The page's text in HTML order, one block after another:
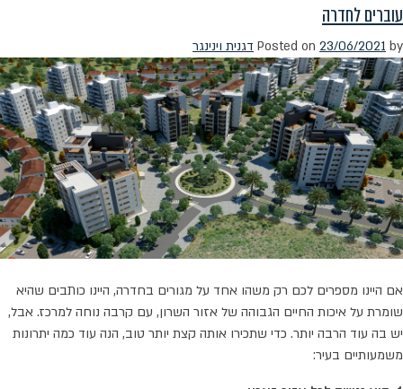
בשכונת
אור
ים
החדשה
עוברים לחדרה
Posted on 23/06/2021 by דגנית וינינגר
אם היינו מספרים לכם רק משהו אחד על מגורים בחדרה, היינו כותבים שהיא
שומרת על איכות החיים הגבוהה של אזור השרון, עם קרבה נוחה למרכז. אבל,
יש בה עוד הרבה יותר. כדי שתכירו אותה קצת יותר טוב, הנה עוד כמה יתרונות
משמעותיים בעיר: